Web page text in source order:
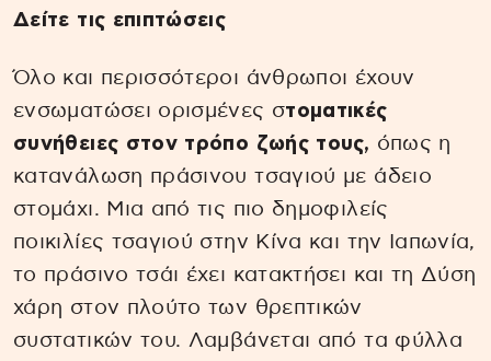
Δείτε τις επιπτώσεις
Όλο και περισσότεροι άνθρωποι έχουν
ενσωματώσει ορισμένες στοματικές
συνήθειες στον τρόπο ζωής τους, όπως η
κατανάλωση πράσινου τσαγιού με άδειο
στομάχι. Μια από τις πιο δημοφιλείς
ποικιλίες τσαγιού στην Κίνα και την Ιαπωνία,
το πράσινο τσάι έχει κατακτήσει και τη Δύση
χάρη στον πλούτο των θρεπτικών
συστατικών του. Λαμβάνεται από τα φύλλα